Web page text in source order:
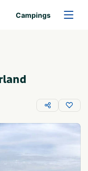
Campings